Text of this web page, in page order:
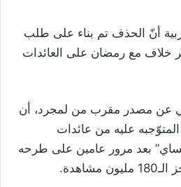
أنّ الحذف تم بناء على طلب
خلاف مع رمضان على العائدات
“360” المحلي عن مصدر مقرب من لمجرد، أن
عليه من عائدات
بعد مرور عامين على طرحه